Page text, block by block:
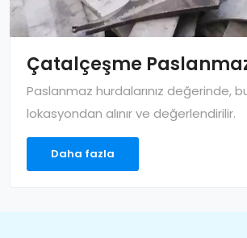
Çatalçeşme
Paslanmaz hurdalarınız değerinde,
lokasyondan alınır ve değerlendirilir.
Daha fazla